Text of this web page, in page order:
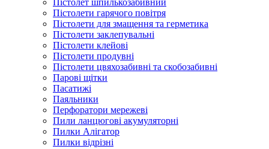
Пістолет шпилькозабивний
Пістолети гарячого повітря
Пістолети для змащення та герметика
Пістолети заклепувальні
Пістолети клейові
Пістолети продувні
Пістолети цвяхозабивні та скобозабивні
Парові щітки
Пасатижі
Паяльники
Перфоратори мережеві
Пили ланцюгові акумуляторні
Пилки Алігатор
Пилки відрізні